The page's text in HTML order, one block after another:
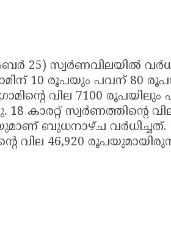
25) സ്വർണവിലയിൽ
10 രൂപയും പവന് 80
വില 7100 രൂപയിലും
കാരറ്റ് സ്വർണത്തിന്റെ
ബുധനാഴ്ച വർധിച്ചത്. 18
വില 46,920